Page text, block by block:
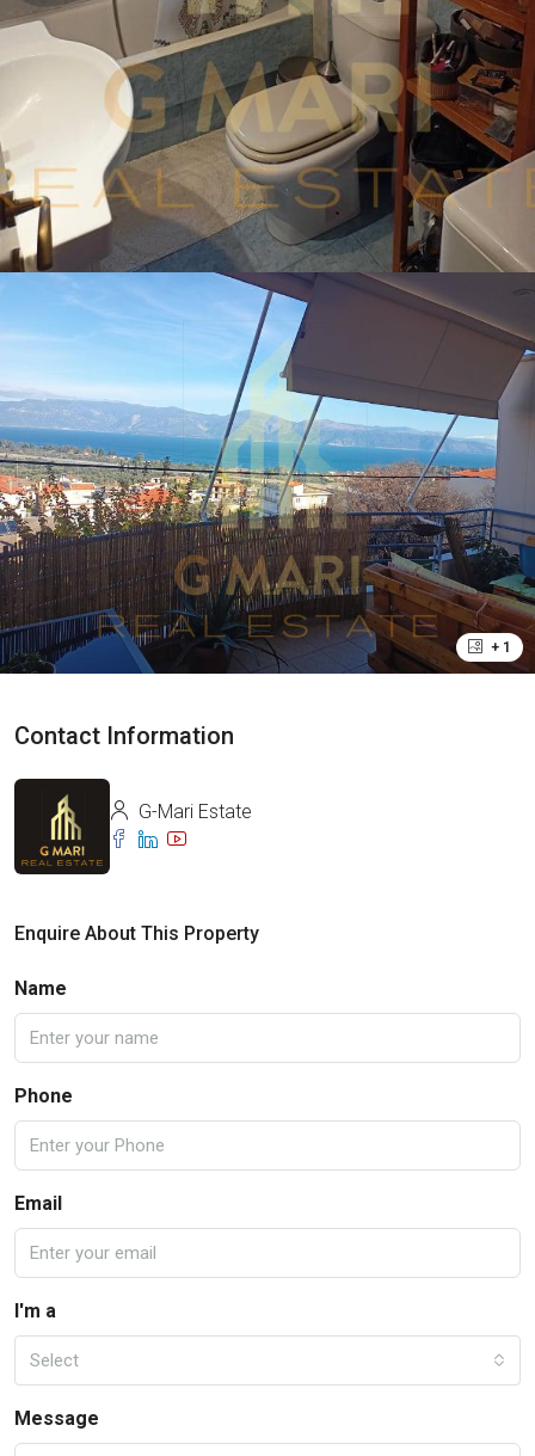
+ 1
Contact Information
G-Mari Estate
Enquire About This Property
Name
Phone
Email
I'm a
Select
Message